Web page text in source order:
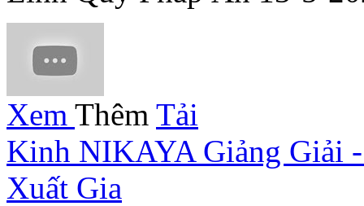
Xem Thêm Tải
Kinh NIKAYA Giảng Giải
Xuất Gia